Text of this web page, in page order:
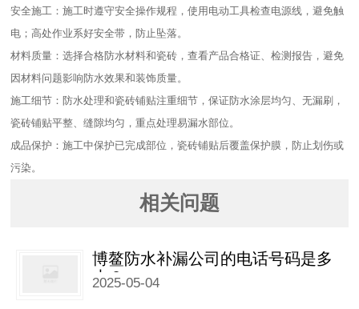
安全施工：施工时遵守安全操作规程，使用电动工具检查电源线，避免触
电；高处作业系好安全带，防止坠落。​
材料质量：选择合格防水材料和瓷砖，查看产品合格证、检测报告，避免
因材料问题影响防水效果和装饰质量。​
施工细节：防水处理和瓷砖铺贴注重细节，保证防水涂层均匀、无漏刷，
瓷砖铺贴平整、缝隙均匀，重点处理易漏水部位。​
成品保护：施工中保护已完成部位，瓷砖铺贴后覆盖保护膜，防止划伤或
污染。
相关问题
博鳌防水补漏公司的电话号码是多
少？
2025-05-04